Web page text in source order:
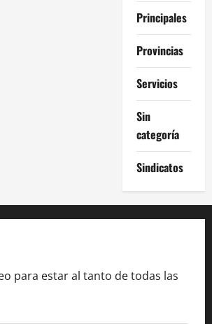
Principales
Provincias
Servicios
Sin
categoría
Sindicatos
para estar al tanto de todas las